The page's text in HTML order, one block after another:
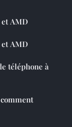
AMD
AMD
téléphone à